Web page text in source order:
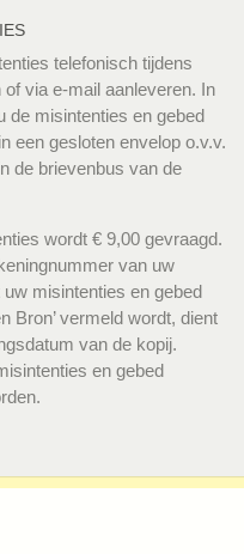
telefonisch tijdens
via e-mail aanleveren. In
de misintenties en gebed
een gesloten envelop o.v.v.
de brievenbus van de
wordt € 9,00 gevraagd.
van uw
misintenties en gebed
Bron’ vermeld wordt, dient
van de kopij.
en gebed